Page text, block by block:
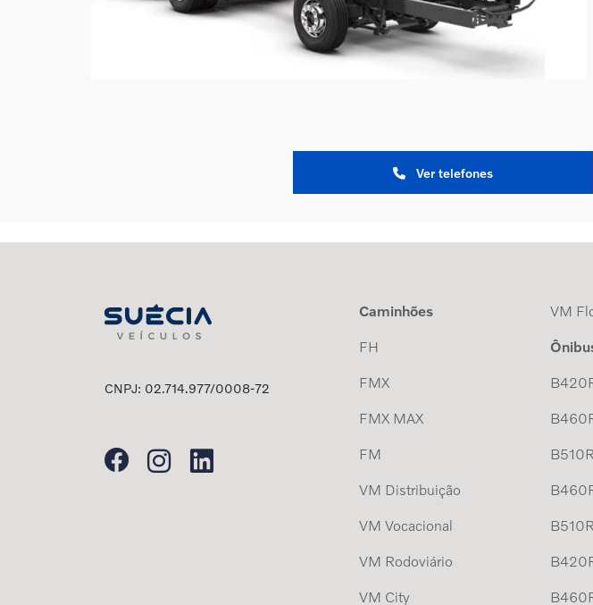
Ver telefones
CNPJ: 02.714.977/0008-72
Caminhões
FH
FMX
FMX MAX
FM
VM Distribuição
VM Vocacional
VM Rodoviário
VM City
VM